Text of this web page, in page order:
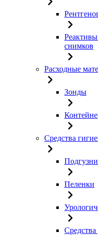
снимков
Расходные
Зонды
Средства
Пеленки